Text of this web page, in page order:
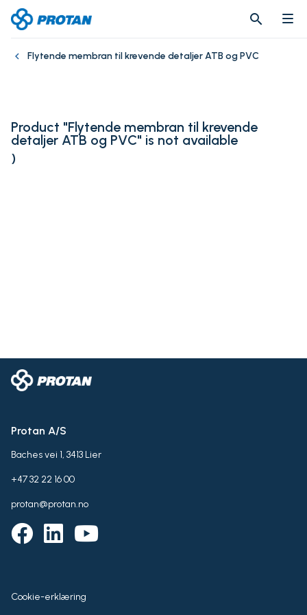
search
search
Flytende membran til krevende detaljer ATB og PVC
Product "Flytende membran til krevende
detaljer ATB og PVC" is not available
)
Protan A/S
Baches vei 1, 3413 Lier
+47 32 22 16 00
protan@protan.no
Cookie-erklæring